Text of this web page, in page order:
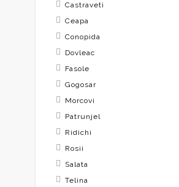
Castraveti
Ceapa
Conopida
Dovleac
Fasole
Gogosar
Morcovi
Patrunjel
Ridichi
Rosii
Salata
Telina